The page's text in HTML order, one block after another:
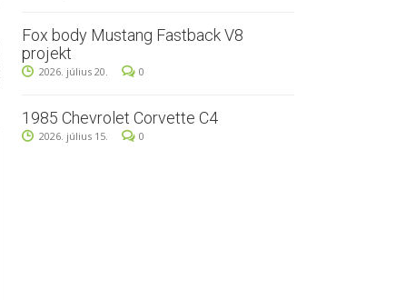
Fox body Mustang Fastback V8
projekt
2026. július 20. 0
1985 Chevrolet Corvette C4
2026. július 15. 0